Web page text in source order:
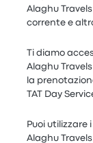
Alaghu Travels
corrente e
Ti diamo
Alaghu
la
TAT Day
Puoi utilizzare
Alaghu